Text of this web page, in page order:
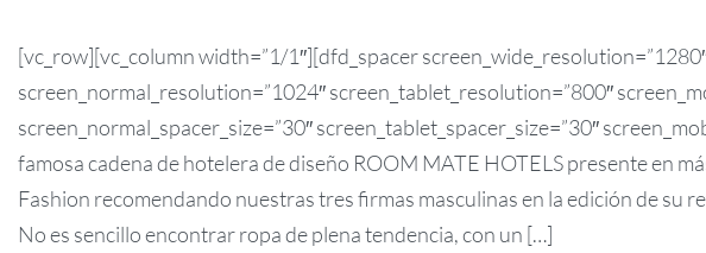
[vc_row][vc_column width=”1/1″][dfd_spacer
screen_normal_resolution=”1024″ screen_tablet_resolution=”800″
screen_normal_spacer_size=”30″ screen_tablet_spacer_size=”30″
famosa cadena de hotelera de diseño ROOM MATE HOTELS presente en
Fashion recomendando nuestras tres firmas masculinas en la edición de su
No es sencillo encontrar ropa de plena tendencia, con un […]